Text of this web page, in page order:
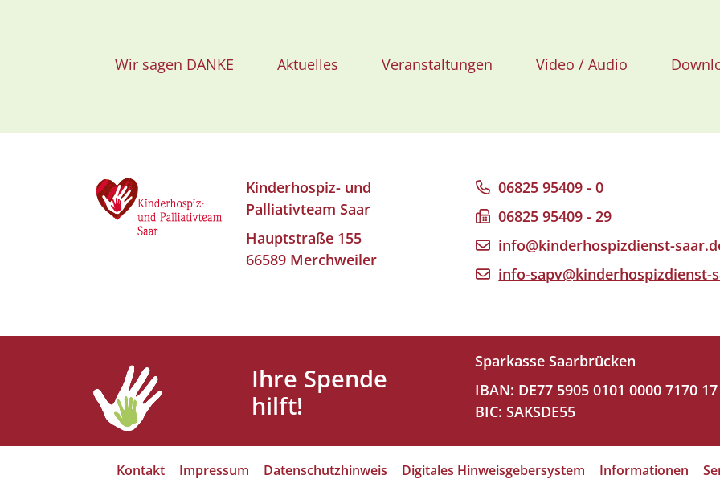
Wir sagen DANKE Aktuelles Veranstaltungen Video / Audio
Kinderhospiz- und
Palliativteam Saar
Hauptstraße 155
66589 Merchweiler
06825 95409 - 0
06825 95409 - 29
info@kinderhospizdienst-
info-sapv@kinderhospizdienst-
Ihre Spende
hilft!
Sparkasse Saarbrücken
IBAN: DE77 5905 0101 0000 7170 17
BIC: SAKSDE55
Kontakt Impressum Datenschutzhinweis Digitales Hinweisgebersystem Informationen